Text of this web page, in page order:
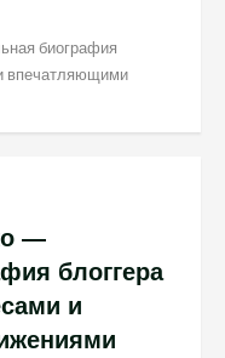
биография
впечатляющими
—
блоггера
и